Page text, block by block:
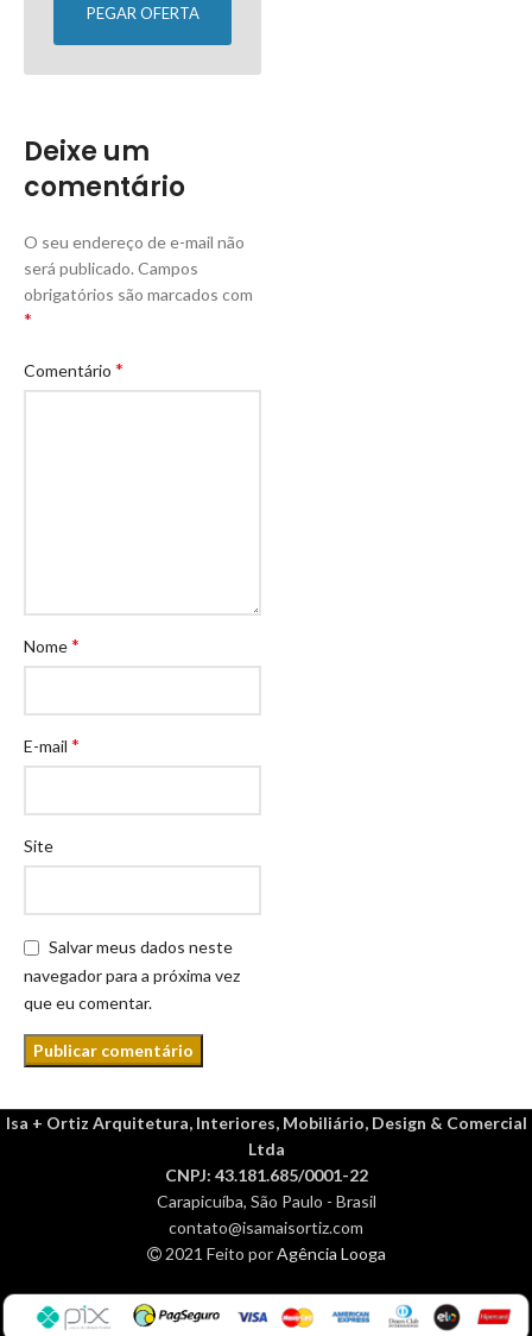
PEGAR OFERTA
Deixe um
comentário
O seu endereço de e-mail não
será publicado. Campos
obrigatórios são marcados com
*
Comentário *
Nome*
E-mail *
Site
Salvar meus dados neste
navegador para a próxima vez
que eu comentar.
Isa + Ortiz Arquitetura, Interiores, Mobiliário, Design & Comercial
Ltda
CNPJ: 43.181.685/0001-22
Carapicuíba, São Paulo - Brasil
contato@isamaisortiz.com
2021 Feito porAgência Looga